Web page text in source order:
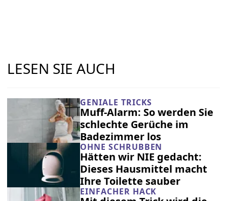
LESEN SIE AUCH
GENIALE TRICKS
Muff-Alarm: So werden Sie
schlechte Gerüche im
Badezimmer los
OHNE SCHRUBBEN
Hätten wir NIE gedacht:
Dieses Hausmittel macht
Ihre Toilette sauber
EINFACHER HACK